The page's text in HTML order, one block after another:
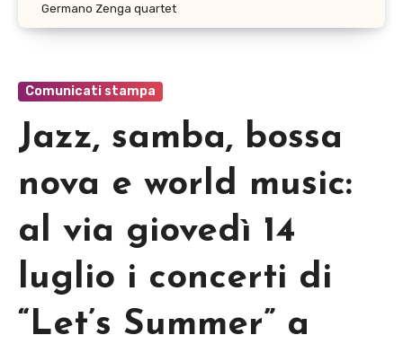
Germano Zenga quartet
Comunicati stampa
Jazz, samba, bossa
nova e world music:
al via giovedì 14
luglio i concerti di
“Let’s Summer” a